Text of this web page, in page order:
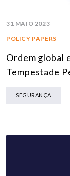
31 MAIO 2023
POLICY PAPERS
Ordem global
Tempestade
SEGURANÇA